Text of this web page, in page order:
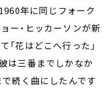
年に同じフォーク
ー・ヒッカーソンが新
「花はどこへ行った」
は三番までしかなか
で続く曲にしたんです